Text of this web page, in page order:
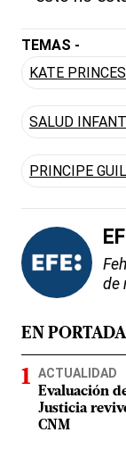
TEMAS -
KATE
SALUD
PRINCIPE
de
EN PORTADA
ACTUALIDAD
Evaluación
Justicia
CNM